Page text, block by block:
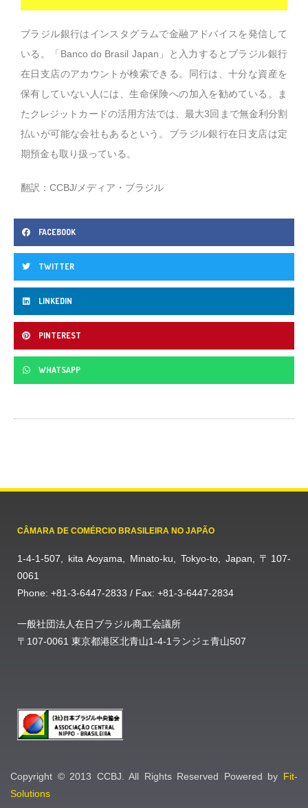
ブラジル銀行はインスタグラムで金融アドバイスを発信して
いる。「Banco do Brasil Japan」と入力するとブラジル銀行
在日支店のアカウントが検索できる。同行は、十分な資産を
保有していない人には、生命保険への加入を勧めている。ま
たクレジットカードの活用方法では、最大3回まで無金利分割
払いが可能な会社もあるという。ブラジル銀行在日支店は定
期預金も取り扱っている。
翻訳：CCBJ/メディア・ブラジル
FACEBOOK
TWITTER
LINKEDIN
PINTEREST
WHATSAPP
CÂMARA DE COMÉRCIO BRASILEIRA NO JAPÃO
1-4-1-507, kita Aoyama, Minato-ku, Tokyo-to, Japan, 〒107-
0061
Phone: +81-3-6447-2833 / Fax: +81-3-6447-2834
一般社団法人在日ブラジル商工会議所
〒107-0061 東京都港区北青山1-4-1ランジェ青山507
Copyright © 2013 CCBJ. All Rights Reserved Powered by Fit-
Solutions